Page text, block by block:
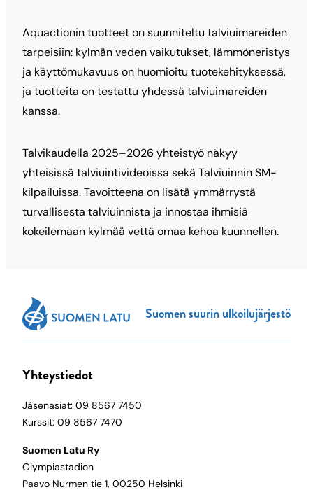
Aquactionin tuotteet on suunniteltu talviuimareiden
tarpeisiin: kylmän veden vaikutukset, lämmöneristys
ja käyttömukavuus on huomioitu tuotekehityksessä,
ja tuotteita on testattu yhdessä talviuimareiden
kanssa.
Talvikaudella 2025–2026 yhteistyö näkyy
yhteisissä talviuintivideoissa sekä Talviuinnin SM-
kilpailuissa. Tavoitteena on lisätä ymmärrystä
turvallisesta talviuinnista ja innostaa ihmisiä
kokeilemaan kylmää vettä omaa kehoa kuunnellen.
Suomen suurin ulkoilujärjestö
Yhteystiedot
Jäsenasiat: 09 8567 7450
Kurssit: 09 8567 7470
Suomen Latu Ry
Olympiastadion
Paavo Nurmen tie 1, 00250 Helsinki